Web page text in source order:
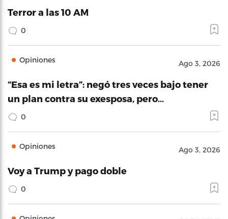
Terror a las 10 AM
0
Opiniones Ago 3, 2026
“Esa es mi letra”: negó tres veces bajo tener
un plan contra su exesposa, pero…
0
Opiniones Ago 3, 2026
Voy a Trump y pago doble
0